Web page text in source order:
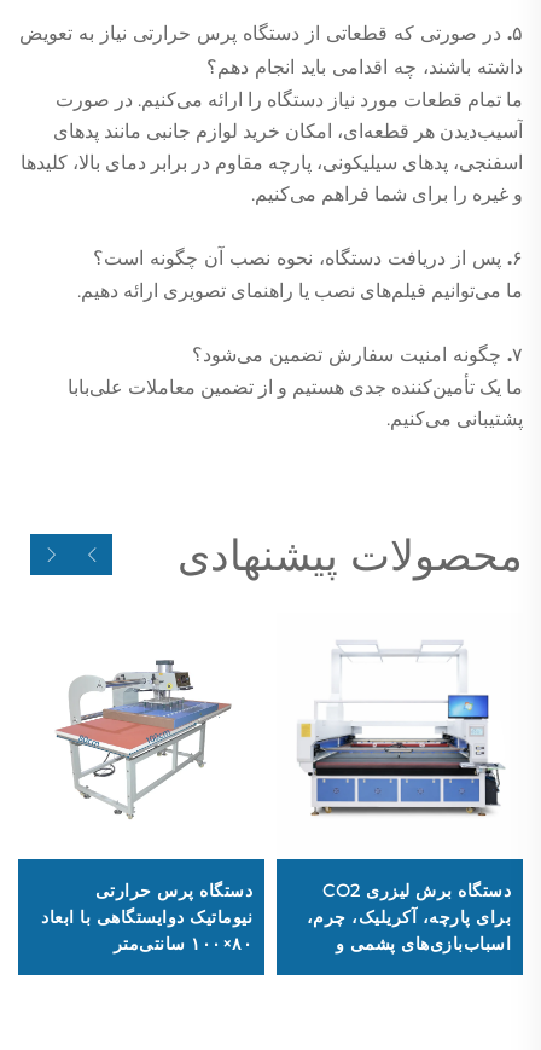
۵. در صورتی که قطعاتی از دستگاه پرس حرارتی نیاز به تعویض
داشته باشند، چه اقدامی باید انجام دهم؟
ما تمام قطعات مورد نیاز دستگاه را ارائه می‌کنیم. در صورت
آسیب‌دیدن هر قطعه‌ای، امکان خرید لوازم جانبی مانند پدهای
اسفنجی، پدهای سیلیکونی، پارچه مقاوم در برابر دمای بالا، کلیدها
و غیره را برای شما فراهم می‌کنیم.
۶. پس از دریافت دستگاه، نحوه نصب آن چگونه است؟
ما می‌توانیم فیلم‌های نصب یا راهنمای تصویری ارائه دهیم.
۷. چگونه امنیت سفارش تضمین می‌شود؟
ما یک تأمین‌کننده جدی هستیم و از تضمین معاملات علی‌بابا
پشتیبانی می‌کنیم.
محصولات پیشنهادی
دستگاه برش لیزری CO2
برای پارچه، آکریلیک، چرم،
اسباب‌بازی‌های پشمی و
تخته‌فیبر MDF؛ دستگاه
دستگاه پرس حرارتی
نیوماتیک دوایستگاهی با ابعاد
۸۰×۱۰۰ سانتی‌متر